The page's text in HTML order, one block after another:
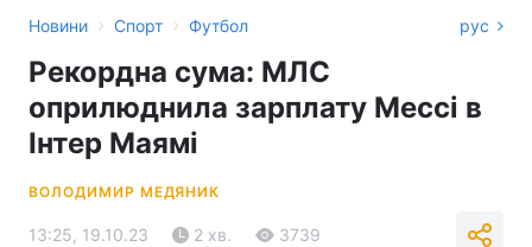
Новини › Спорт › Футбол рус
Рекордна сума: МЛС
оприлюднила зарплату Мессі в
Інтер Маямі
ВОЛОДИМИР МЕДЯНИК
13:25, 19.10.23 2 хв. 3739